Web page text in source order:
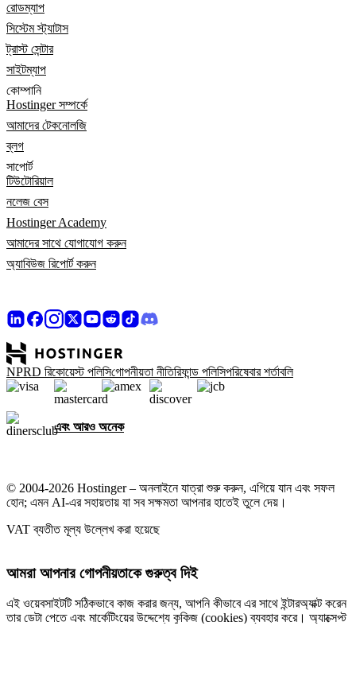
রোডম্যাপ
সিস্টেম স্ট্যাটাস
ট্রাস্ট সেন্টার
সাইটম্যাপ
কোম্পানি
Hostinger সম্পর্কে
আমাদের টেকনোলজি
ব্লগ
সাপোর্ট
টিউটোরিয়াল
নলেজ বেস
Hostinger Academy
আমাদের সাথে যোগাযোগ করুন
অ্যাবিউজ রিপোর্ট করুন
NPRD রিকোয়েস্ট পলিসিগোপনীয়তা নীতিরিফান্ড পলিসিপরিষেবার শর্তাবলি
এবং আরও অনেক
© 2004-2026 Hostinger – অনলাইনে যাত্রা শুরু করুন, এগিয়ে যান এবং সফল
হোন; এমন AI-এর সহায়তায় যা সব সক্ষমতা আপনার হাতেই তুলে দেয়।
VAT ব্যতীত মূল্য উল্লেখ করা হয়েছে
আমরা আপনার গোপনীয়তাকে গুরুত্ব দিই
এই ওয়েবসাইটটি সঠিকভাবে কাজ করার জন্য, আপনি কীভাবে এর সাথে ইন্টারঅ্যাক্ট করেন
তার ডেটা পেতে এবং মার্কেটিংয়ের উদ্দেশ্যে কুকিজ (cookies) ব্যবহার করে। অ্যাক্সেপ্ট